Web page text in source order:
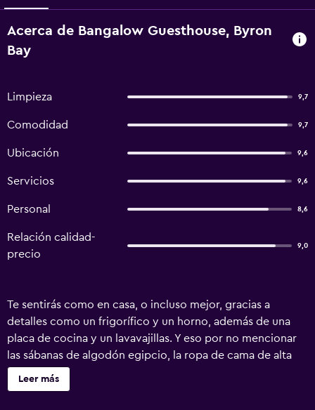
Acerca de Bangalow Guesthouse, Byron
Bay
Limpieza 9,7
Comodidad 9,7
Ubicación 9,6
Servicios 9,6
Personal 8,6
Relación calidad-
precio
9,0
Te sentirás como en casa, o incluso mejor, gracias a
detalles como un frigorífico y un horno, además de una
placa de cocina y un lavavajillas. Y eso por no mencionar
las sábanas de algodón egipcio, la ropa de cama de alta
calidad, la cama con doble acolchado y las toallas.
Leer más